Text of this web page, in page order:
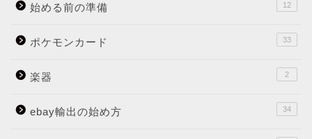
始める前の準備 12
ポケモンカード 33
楽器 2
ebay輸出の始め方 34